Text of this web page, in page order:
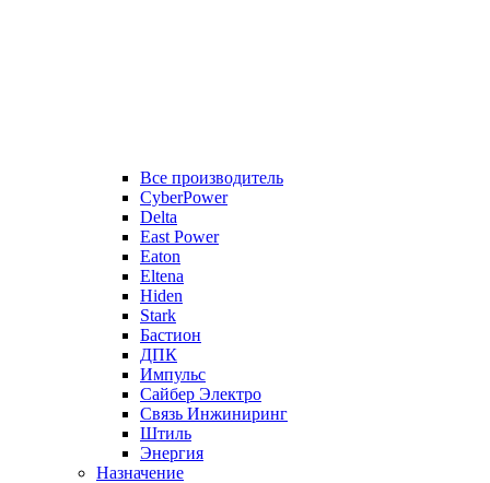
Все производитель
CyberPower
Delta
East Power
Eaton
Eltena
Hiden
Stark
Бастион
ДПК
Импульс
Сайбер Электро
Связь Инжиниринг
Штиль
Энергия
Назначение